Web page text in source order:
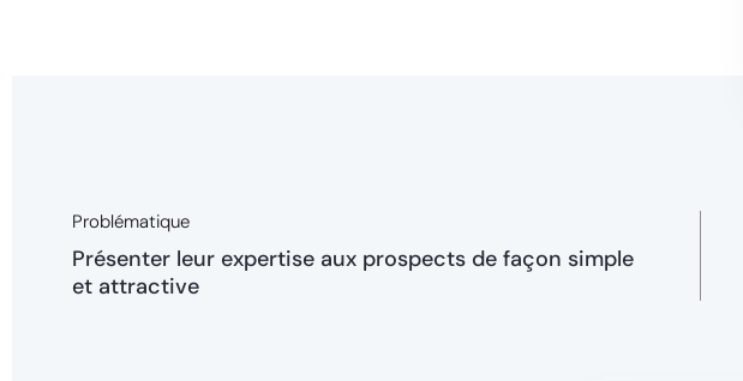
Problématique
Présenter leur expertise aux prospects de façon simple
et attractive